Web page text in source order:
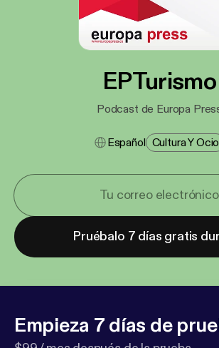
EPTurismo
Podcast de Europa
Español Cultura Y Ocio
Pruébalo 7 días gratis
Empieza 7 días de